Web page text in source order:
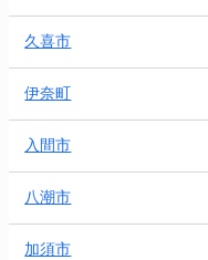
久喜市
伊奈町
入間市
八潮市
加須市